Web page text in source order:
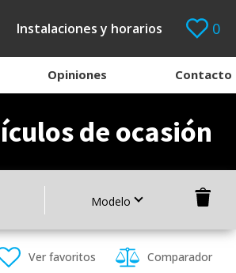
Instalaciones y horarios 0
Opiniones Contacto
de ocasión
Modelo
Ver favoritos Comparador